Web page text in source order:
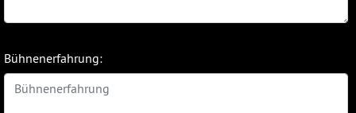
Bühnenerfahrung: